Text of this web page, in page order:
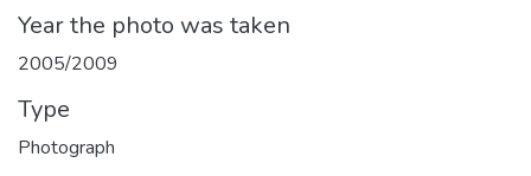
Year the photo was taken
2005/2009
Type
Photograph